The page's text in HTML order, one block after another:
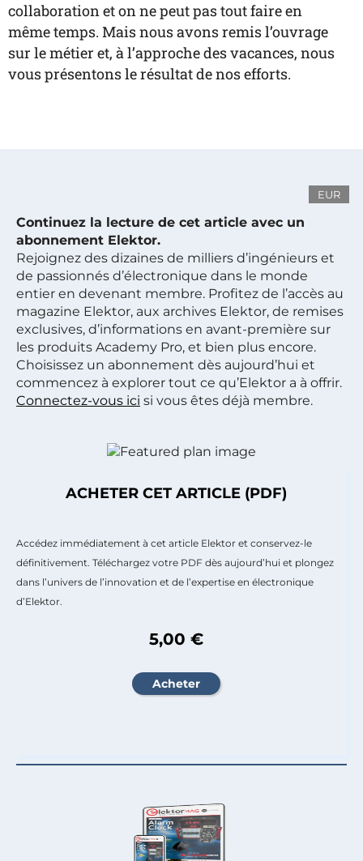
collaboration et on ne peut pas tout faire en
même temps. Mais nous avons remis l’ouvrage
sur le métier et, à l’approche des vacances, nous
vous présentons le résultat de nos efforts.
EUR
Continuez la lecture de cet article avec un
abonnement Elektor.
Rejoignez des dizaines de milliers d’ingénieurs et
de passionnés d’électronique dans le monde
entier en devenant membre. Profitez de l’accès au
magazine Elektor, aux archives Elektor, de remises
exclusives, d’informations en avant-première sur
les produits Academy Pro, et bien plus encore.
Choisissez un abonnement dès aujourd’hui et
commencez à explorer tout ce qu’Elektor a à offrir.
Connectez-vous ici si vous êtes déjà membre.
ACHETER CET ARTICLE (PDF)
Accédez immédiatement à cet article Elektor et conservez-le
définitivement. Téléchargez votre PDF dès aujourd’hui et plongez
dans l’univers de l’innovation et de l’expertise en électronique
d’Elektor.
5,00 €